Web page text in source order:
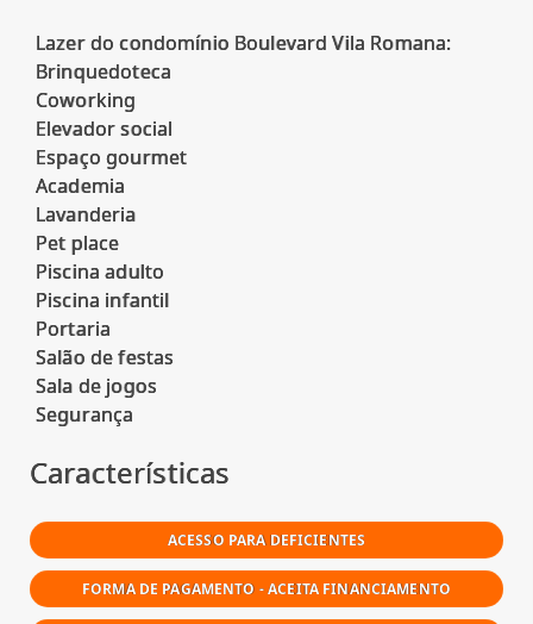
Lazer do condomínio Boulevard Vila Romana:
Brinquedoteca
Coworking
Elevador social
Espaço gourmet
Academia
Lavanderia
Pet place
Piscina adulto
Piscina infantil
Portaria
Salão de festas
Sala de jogos
Características
ACESSO PARA DEFICIENTES
FORMA DE PAGAMENTO - ACEITA FINANCIAMENTO